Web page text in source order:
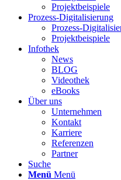
Projektbeispiele
Prozess-Digitalisierung
Prozess-
Projektbeispiele
Infothek
News
BLOG
Videothek
eBooks
Über uns
Unternehmen
Kontakt
Karriere
Referenzen
Partner
Suche
Menü Menü